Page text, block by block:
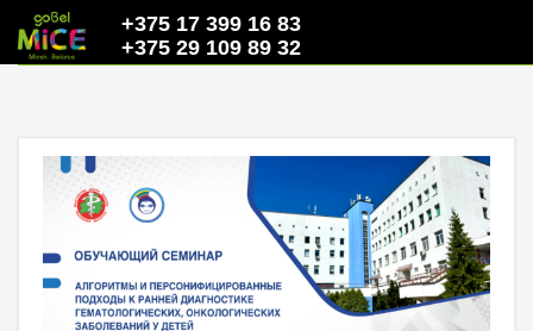
+375 17 399 16 83
+375 29 109 89 32